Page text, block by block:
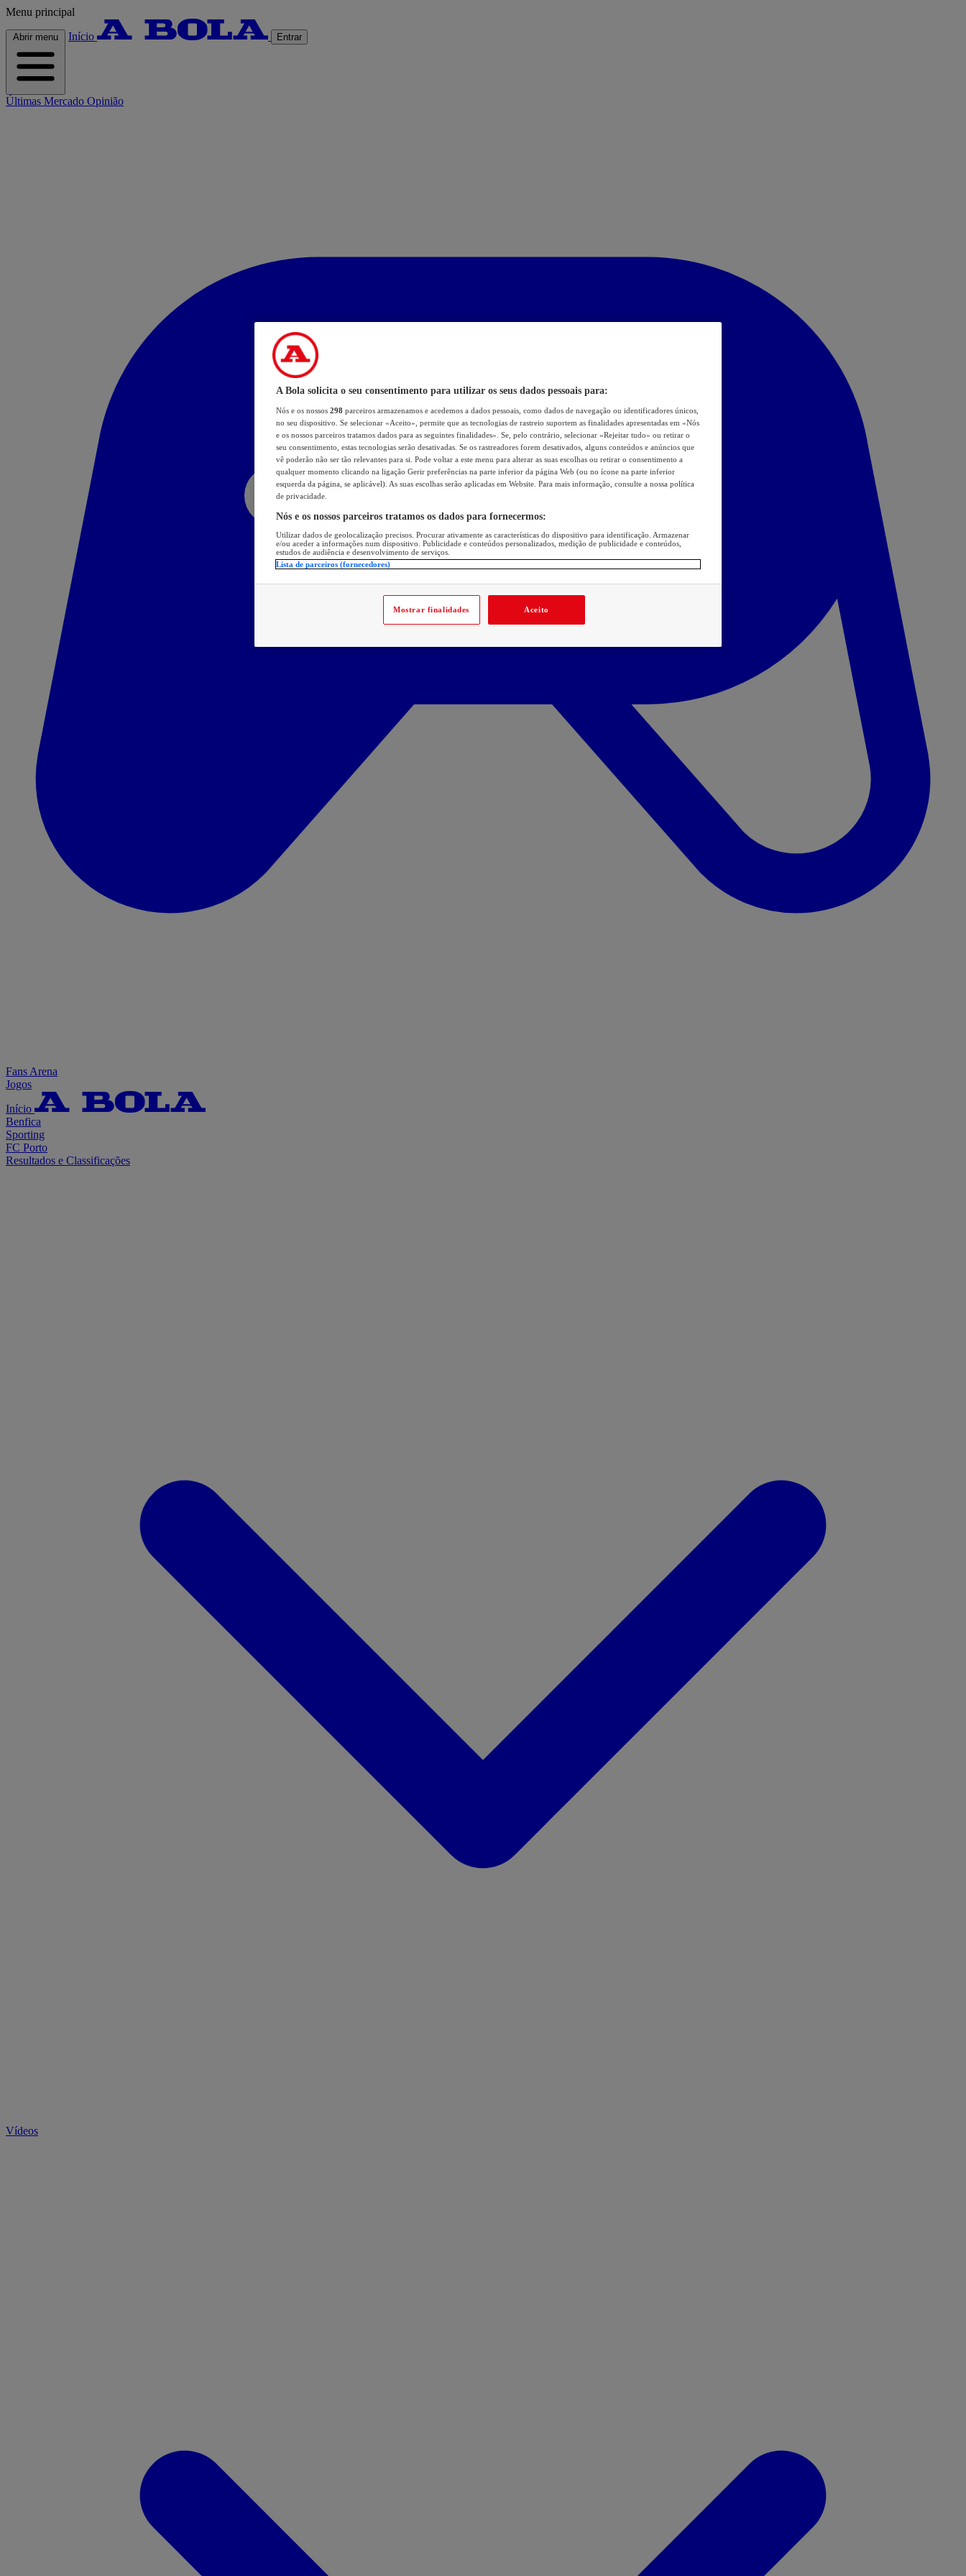
Menu principal
Abrir menu Início Entrar
Últimas Mercado Opinião
Fans Arena
Jogos
Início
Benfica
Sporting
FC Porto
Resultados e Classificações
Vídeos
A Bola solicita o seu consentimento para utilizar os seus dados pessoais para:
Nós e os nossos 298 parceiros armazenamos e acedemos a dados pessoais, como dados de navegação ou identificadores únicos,
no seu dispositivo. Se selecionar «Aceito», permite que as tecnologias de rastreio suportem as finalidades apresentadas em «Nós
e os nossos parceiros tratamos dados para as seguintes finalidades». Se, pelo contrário, selecionar «Rejeitar tudo» ou retirar o
seu consentimento, estas tecnologias serão desativadas. Se os rastreadores forem desativados, alguns conteúdos e anúncios que
vê poderão não ser tão relevantes para si. Pode voltar a este menu para alterar as suas escolhas ou retirar o consentimento a
qualquer momento clicando na ligação Gerir preferências na parte inferior da página Web (ou no ícone na parte inferior
esquerda da página, se aplicável). As suas escolhas serão aplicadas em Website. Para mais informação, consulte a nossa política
de privacidade.
Nós e os nossos parceiros tratamos os dados para fornecermos:
Utilizar dados de geolocalização precisos. Procurar ativamente as características do dispositivo para identificação. Armazenar
e/ou aceder a informações num dispositivo. Publicidade e conteúdos personalizados, medição de publicidade e conteúdos,
estudos de audiência e desenvolvimento de serviços.
Lista de parceiros (fornecedores)
Mostrar finalidades Aceito